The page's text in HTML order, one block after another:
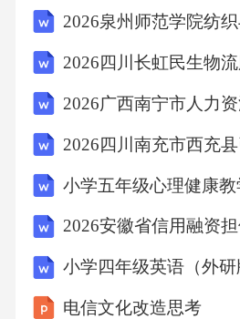
化治疗05AI在药物安全性评
练集学习药物分子结构与毒
信息、理化性质、毒性数据
和预处理。数据来源与处理
果进行解释，提供药物毒性
因素。预测结果解释利用AI
息的数据库，为AI学习提供
学习与应用利用机器学习算
电信文化改造思考